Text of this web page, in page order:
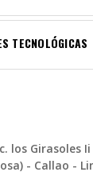
TECNOLÓGICAS
los Girasoles Ii
- Callao -